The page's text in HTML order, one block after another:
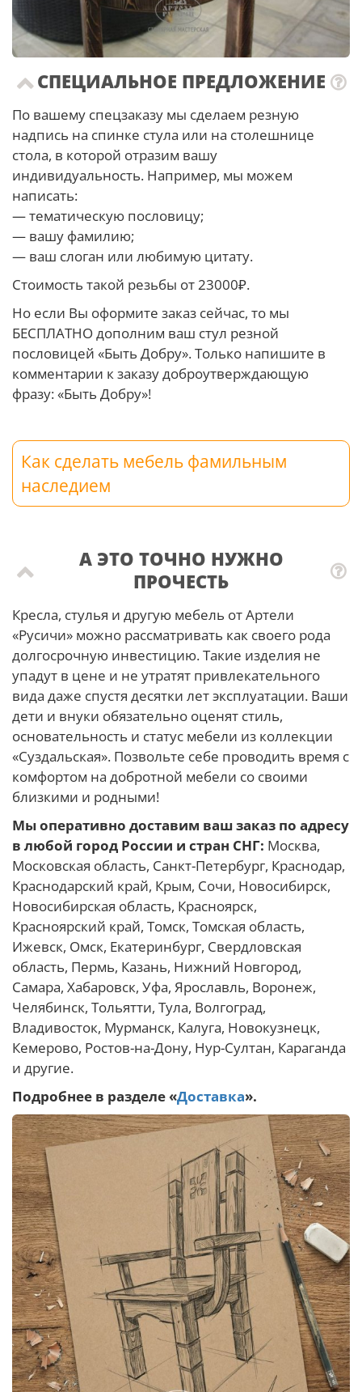
СПЕЦИАЛЬНОЕ ПРЕДЛОЖЕНИЕ
По вашему спецзаказу мы сделаем резную
надпись на спинке стула или на столешнице
стола, в которой отразим вашу
индивидуальность. Например, мы можем
написать:
— тематическую пословицу;
— вашу фамилию;
— ваш слоган или любимую цитату.
Стоимость такой резьбы от 23000₽.
Но если Вы оформите заказ сейчас, то мы
БЕСПЛАТНО дополним ваш стул резной
пословицей «Быть Добру». Только напишите в
комментарии к заказу доброутверждающую
фразу: «Быть Добру»!
Как сделать мебель фамильным
наследием
А ЭТО ТОЧНО НУЖНО
ПРОЧЕСТЬ
Кресла, стулья и другую мебель от Артели
«Русичи» можно рассматривать как своего рода
долгосрочную инвестицию. Такие изделия не
упадут в цене и не утратят привлекательного
вида даже спустя десятки лет эксплуатации. Ваши
дети и внуки обязательно оценят стиль,
основательность и статус мебели из коллекции
«Суздальская». Позвольте себе проводить время с
комфортом на добротной мебели со своими
близкими и родными!
Мы оперативно доставим ваш заказ по адресу
в любой город России и стран СНГ: Москва,
Московская область, Санкт-Петербург, Краснодар,
Краснодарский край, Крым, Сочи, Новосибирск,
Новосибирская область, Красноярск,
Красноярский край, Томск, Томская область,
Ижевск, Омск, Екатеринбург, Свердловская
область, Пермь, Казань, Нижний Новгород,
Самара, Хабаровск, Уфа, Ярославль, Воронеж,
Челябинск, Тольятти, Тула, Волгоград,
Владивосток, Мурманск, Калуга, Новокузнецк,
Кемерово, Ростов-на-Дону, Нур-Султан, Караганда
и другие.
Подробнее в разделе «Доставка».